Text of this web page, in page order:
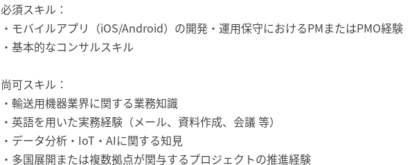
必須スキル：
・モバイルアプリ（iOS/Android）の開発・運用保守におけるPMまたはPMO経験
・基本的なコンサルスキル
尚可スキル：
・輸送用機器業界に関する業務知識
・英語を用いた実務経験（メール、資料作成、会議 等）
・データ分析・IoT・AIに関する知見
・多国展開または複数拠点が関与するプロジェクトの推進経験